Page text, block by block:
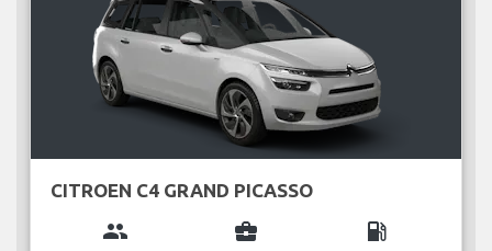
CITROEN C4 GRAND PICASSO
group business_center local_gas_station